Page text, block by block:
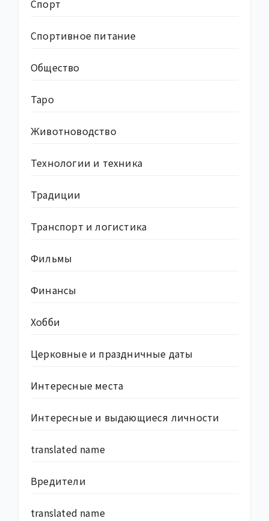
Спорт
Спортивное питание
Общество
Таро
Животноводство
Технологии и техника
Традиции
Транспорт и логистика
Фильмы
Финансы
Хобби
Церковные и праздничные даты
Интересные места
Интересные и выдающиеся личности
translated name
Вредители
translated name